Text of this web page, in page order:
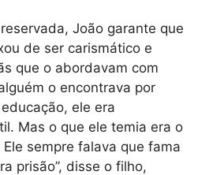
João garante que
de ser carismático e
que o abordavam com
o encontrava por
ele era
Mas o que ele temia era o
sempre falava que fama
prisão”, disse o filho,